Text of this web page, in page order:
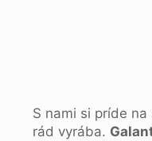
S nami si príde
rád vyrába.